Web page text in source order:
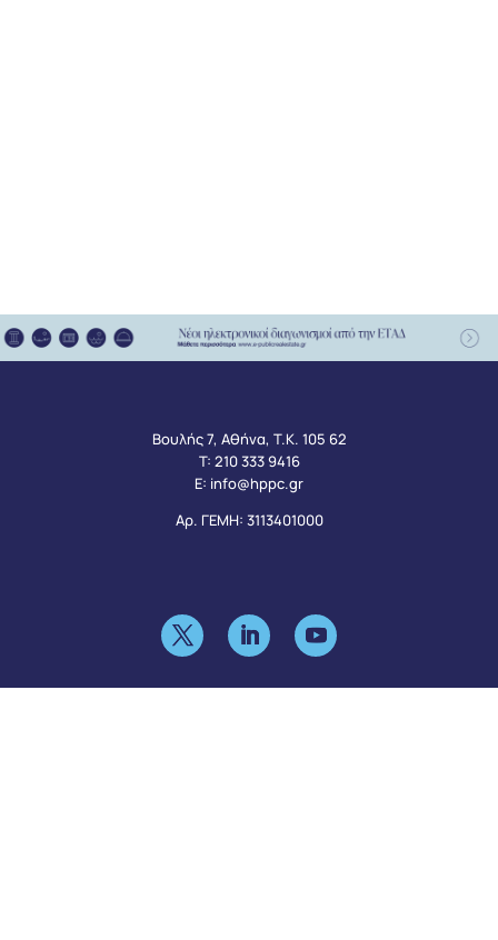
Βουλής 7, Αθήνα, Τ.Κ. 105 62
Τ: 210 333 9416
Ε: info@hppc.gr
Αρ. ΓΕΜΗ: 3113401000